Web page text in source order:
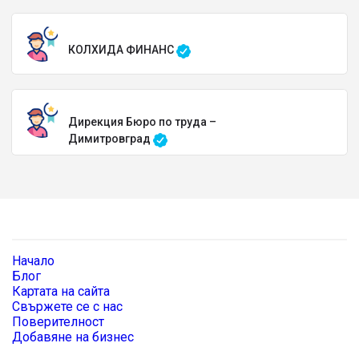
КОЛХИДА ФИНАНС
Дирекция Бюро по труда –
Димитровград
Начало
Блог
Картата на сайта
Свържете се с нас
Поверителност
Добавяне на бизнес